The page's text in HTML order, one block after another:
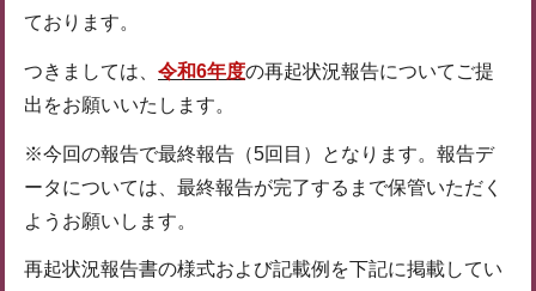
ております。
つきましては、 令和6年度の再起状況報告についてご提
出をお願いいたします。
※今回の報告で最終報告（5回目）となります。報告デ
ータについては、最終報告が完了するまで保管いただく
ようお願いします。
再起状況報告書の様式および記載例を下記に掲載してい